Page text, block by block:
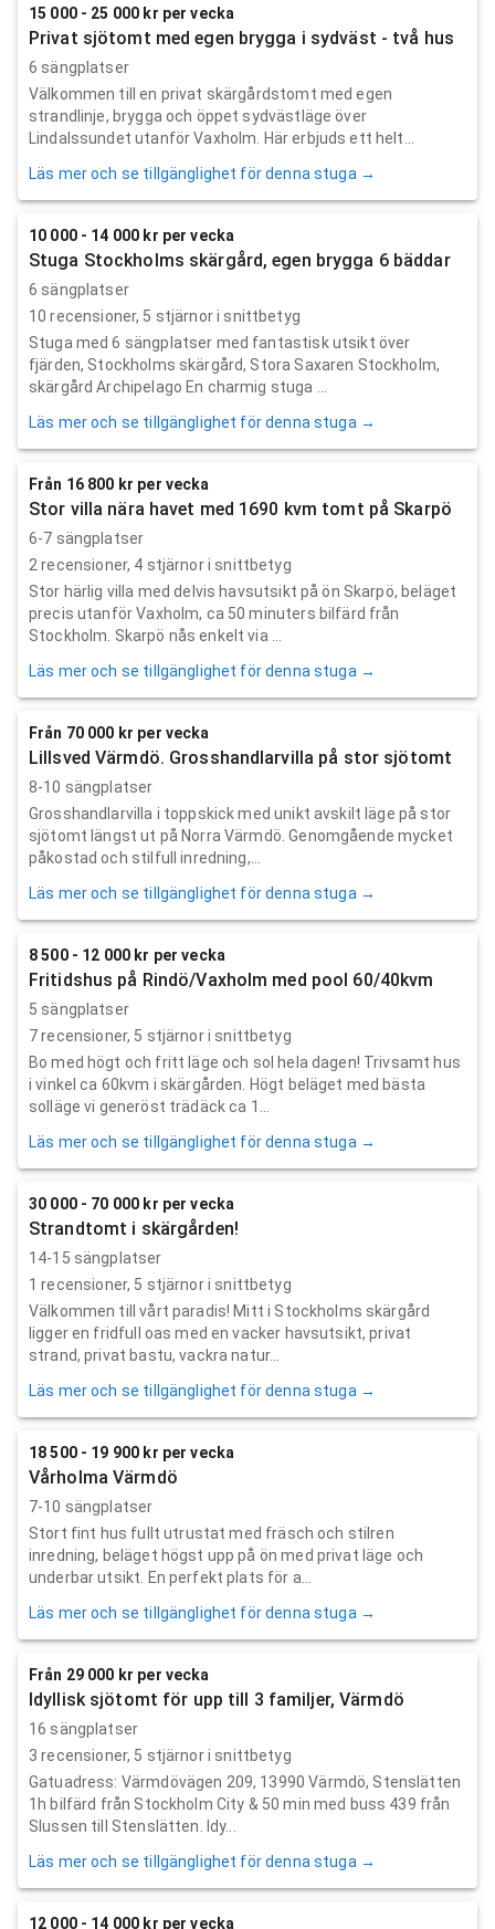
15 000 - 25 000 kr per vecka
Privat sjötomt med egen brygga i sydväst - två hus
6 sängplatser
Välkommen till en privat skärgårdstomt med egen
strandlinje, brygga och öppet sydvästläge över
Lindalssundet utanför Vaxholm. Här erbjuds ett helt...
Läs mer och se tillgänglighet för denna stuga →
10 000 - 14 000 kr per vecka
Stuga Stockholms skärgård, egen brygga 6 bäddar
6 sängplatser
10 recensioner, 5 stjärnor i snittbetyg
Stuga med 6 sängplatser med fantastisk utsikt över
fjärden, Stockholms skärgård, Stora Saxaren Stockholm,
skärgård Archipelago En charmig stuga ...
Läs mer och se tillgänglighet för denna stuga →
Från 16 800 kr per vecka
Stor villa nära havet med 1690 kvm tomt på Skarpö
6-7 sängplatser
2 recensioner, 4 stjärnor i snittbetyg
Stor härlig villa med delvis havsutsikt på ön Skarpö, beläget
precis utanför Vaxholm, ca 50 minuters bilfärd från
Stockholm. Skarpö nås enkelt via ...
Läs mer och se tillgänglighet för denna stuga →
Från 70 000 kr per vecka
Lillsved Värmdö. Grosshandlarvilla på stor sjötomt
8-10 sängplatser
Grosshandlarvilla i toppskick med unikt avskilt läge på stor
sjötomt längst ut på Norra Värmdö. Genomgående mycket
påkostad och stilfull inredning,...
Läs mer och se tillgänglighet för denna stuga →
8 500 - 12 000 kr per vecka
Fritidshus på Rindö/Vaxholm med pool 60/40kvm
5 sängplatser
7recensioner, 5 stjärnor i snittbetyg
Bo med högt och fritt läge och sol hela dagen! Trivsamt hus
i vinkel ca 60kvm i skärgården. Högt beläget med bästa
solläge vi generöst trädäck ca 1...
Läs mer och se tillgänglighet för denna stuga →
30 000 - 70 000 kr per vecka
Strandtomt i skärgården!
14-15 sängplatser
1 recensioner, 5 stjärnor i snittbetyg
Välkommen till vårt paradis! Mitt i Stockholms skärgård
ligger en fridfull oas med en vacker havsutsikt, privat
strand, privat bastu, vackra natur...
Läs mer och se tillgänglighet för denna stuga →
18 500 - 19 900 kr per vecka
Vårholma Värmdö
7-10 sängplatser
Stort fint hus fullt utrustat med fräsch och stilren
inredning, beläget högst upp på ön med privat läge och
underbar utsikt. En perfekt plats för a...
Läs mer och se tillgänglighet för denna stuga →
Från 29 000 kr per vecka
Idyllisk sjötomt för upp till 3 familjer, Värmdö
16 sängplatser
3 recensioner, 5 stjärnor i snittbetyg
Gatuadress: Värmdövägen 209, 13990 Värmdö, Stenslätten
1h bilfärd från Stockholm City & 50 min med buss 439 från
Slussen till Stenslätten. Idy...
Läs mer och se tillgänglighet för denna stuga →
12 000 - 14 000 kr per vecka